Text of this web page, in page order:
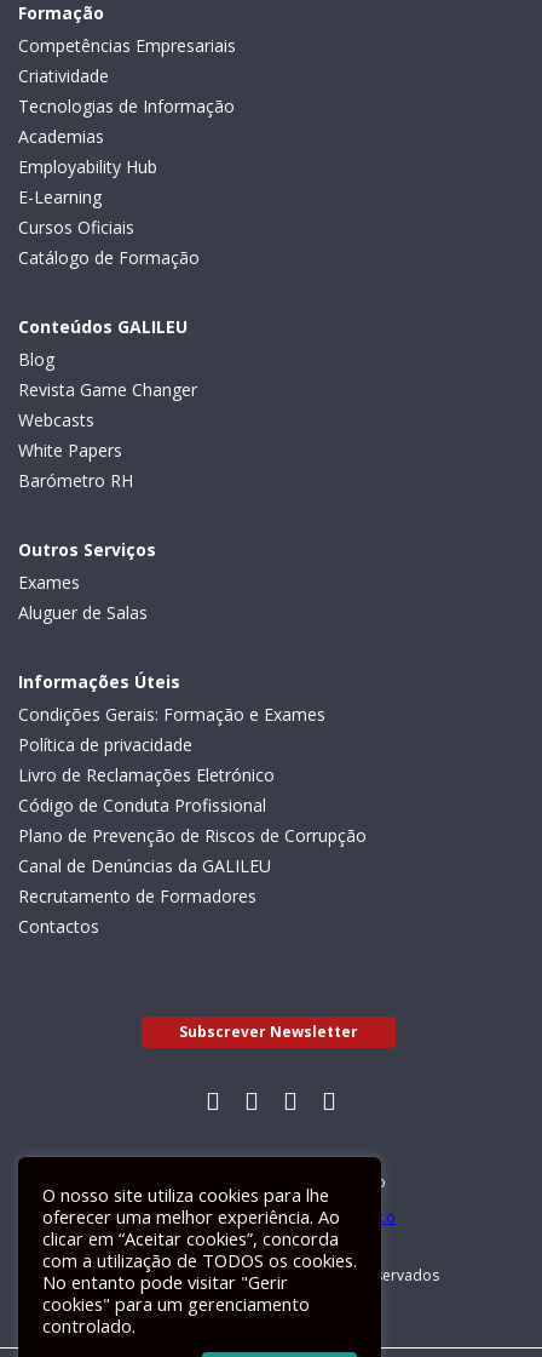
Formação
Competências Empresariais
Criatividade
Tecnologias de Informação
Academias
Employability Hub
E-Learning
Cursos Oficiais
Catálogo de Formação
Conteúdos GALILEU
Blog
Revista Game Changer
Webcasts
White Papers
Barómetro RH
Outros Serviços
Exames
Aluguer de Salas
Informações Úteis
Condições Gerais: Formação e Exames
Política de privacidade
Livro de Reclamações Eletrónico
Código de Conduta Profissional
Plano de Prevenção de Riscos de Corrupção
Canal de Denúncias da GALILEU
Recrutamento de Formadores
Contactos
Subscrever Newsletter
Livro de Reclamações Electrónico
GALILEU 2026 © Todos os direitos reservados
O nosso site utiliza cookies para lhe
oferecer uma melhor experiência. Ao
clicar em “Aceitar cookies”, concorda
com a utilização de TODOS os cookies.
No entanto pode visitar "Gerir
cookies" para um gerenciamento
controlado.